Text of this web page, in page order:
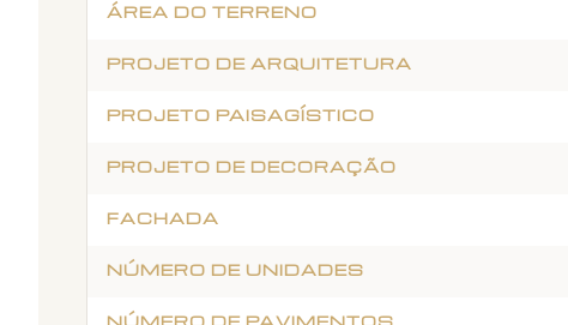
ÁREA DO TERRENO
PROJETO DE ARQUITETURA
PROJETO PAISAGÍSTICO
PROJETO DE DECORAÇÃO
FACHADA
NÚMERO DE UNIDADES
NÚMERO DE PAVIMENTOS